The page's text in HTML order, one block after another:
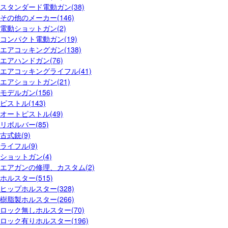
スタンダード電動ガン(38)
その他のメーカー(146)
電動ショットガン(2)
コンパクト電動ガン(19)
エアコッキングガン(138)
エアハンドガン(76)
エアコッキングライフル(41)
エアショットガン(21)
モデルガン(156)
ピストル(143)
オートピストル(49)
リボルバー(85)
古式銃(9)
ライフル(9)
ショットガン(4)
エアガンの修理、カスタム(2)
ホルスター(515)
ヒップホルスター(328)
樹脂製ホルスター(266)
ロック無しホルスター(70)
ロック有りホルスター(196)